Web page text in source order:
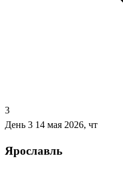
3
День 3 14 мая 2026, чт
Ярославль